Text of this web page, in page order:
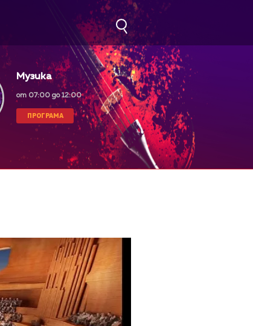
Музика
от 07:00 до 12:00
ПРОГРАМА